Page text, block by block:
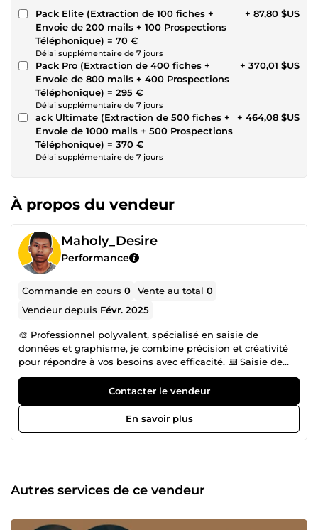
Pack Elite (Extraction de 100 fiches +
Envoie de 200 mails + 100 Prospections
Téléphonique) = 70 €
Délai supplémentaire de 7 jours
+ 87,80 $US
Pack Pro (Extraction de 400 fiches +
Envoie de 800 mails + 400 Prospections
Téléphonique) = 295 €
Délai supplémentaire de 7 jours
+ 370,01 $US
ack Ultimate (Extraction de 500 fiches +
Envoie de 1000 mails + 500 Prospections
Téléphonique) = 370 €
Délai supplémentaire de 7 jours
+ 464,08 $US
À propos du vendeur
Maholy_Desire
Performance
Commande en cours0 Vente au total0
Vendeur depuis Févr. 2025
🎨 Professionnel polyvalent, spécialisé en saisie de
données et graphisme, je combine précision et créativité
pour répondre à vos besoins avec efficacité. ⌨️ Saisie de
données Enregistrement rapide et fiable d’informations
dans des bases de données ou systèmes informatiques.
Gestion et traitement de volumes importants de données
tout en maintenant une qualité optimale. Respect des
délais et des exigences pour des livrables impeccables. 🖌️
réseaux sociaux. Maîtrise des outils de design pour
produire des contenus modernes et attrayants. 🎯 Engagé
solutions efficaces et créatives qui mettent en valeur vos
Contacter le vendeur
En savoir plus
Autres services de ce vendeur